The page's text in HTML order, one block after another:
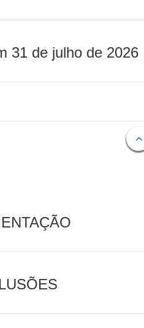
31 de julho de 2026